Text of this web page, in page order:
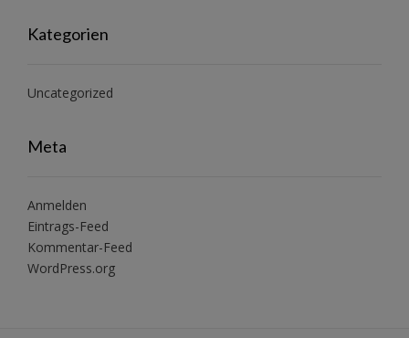
Kategorien
Uncategorized
Meta
Anmelden
Eintrags-Feed
Kommentar-Feed
WordPress.org